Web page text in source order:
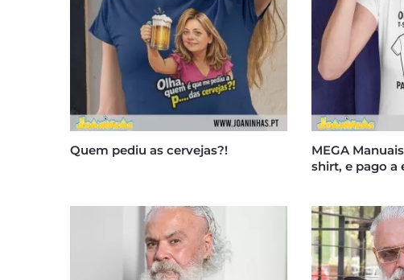
Quem pediu as cervejas?!
MEGA
shirt, e pago a